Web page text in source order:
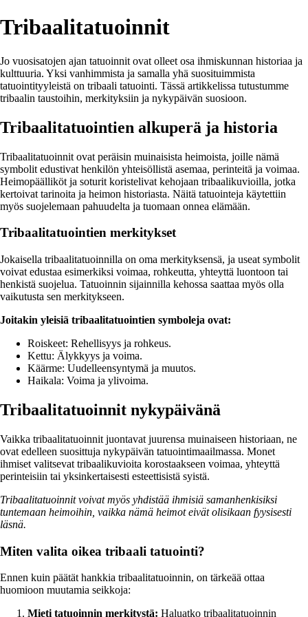
Tribaalitatuoinnit
Jo vuosisatojen ajan tatuoinnit ovat olleet osa ihmiskunnan historiaa ja
kulttuuria. Yksi vanhimmista ja samalla yhä suosituimmista
tatuointityyleistä on tribaali tatuointi. Tässä artikkelissa tutustumme
tribaalin taustoihin, merkityksiin ja nykypäivän suosioon.
Tribaalitatuointien alkuperä ja historia
Tribaalitatuoinnit ovat peräisin muinaisista heimoista, joille nämä
symbolit edustivat henkilön yhteisöllistä asemaa, perinteitä ja voimaa.
Heimopäälliköt ja soturit koristelivat kehojaan tribaalikuvioilla, jotka
kertoivat tarinoita ja heimon historiasta. Näitä tatuointeja käytettiin
myös suojelemaan pahuudelta ja tuomaan onnea elämään.
Tribaalitatuointien merkitykset
Jokaisella tribaalitatuoinnilla on oma merkityksensä, ja useat symbolit
voivat edustaa esimerkiksi voimaa, rohkeutta, yhteyttä luontoon tai
henkistä suojelua. Tatuoinnin sijainnilla kehossa saattaa myös olla
vaikutusta sen merkitykseen.
Joitakin yleisiä tribaalitatuointien symboleja ovat:
Roiskeet: Rehellisyys ja rohkeus.
Kettu: Älykkyys ja voima.
Käärme: Uudelleensyntymä ja muutos.
Haikala: Voima ja ylivoima.
Tribaalitatuoinnit nykypäivänä
Vaikka tribaalitatuoinnit juontavat juurensa muinaiseen historiaan, ne
ovat edelleen suosittuja nykypäivän tatuointimaailmassa. Monet
ihmiset valitsevat tribaalikuvioita korostaakseen voimaa, yhteyttä
perinteisiin tai yksinkertaisesti esteettisistä syistä.
Tribaalitatuoinnit voivat myös yhdistää ihmisiä samanhenkisiksi
tuntemaan heimoihin, vaikka nämä heimot eivät olisikaan fyysisesti
läsnä.
Miten valita oikea tribaali tatuointi?
Ennen kuin päätät hankkia tribaalitatuoinnin, on tärkeää ottaa
huomioon muutamia seikkoja:
Mieti tatuoinnin merkitystä: Haluatko tribaalitatuoinnin